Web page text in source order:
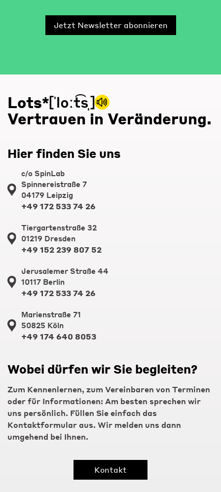
Jetzt Newsletter abonnieren
Lots*
Vertrauen in Veränderung.
Hier finden Sie uns
c/o SpinLab
Spinnereistraße 7
04179 Leipzig
+49 172 533 74 26
Tiergartenstraße 32
01219 Dresden
+49 152 239 807 52
Jerusalemer Straße 44
10117 Berlin
+49 172 533 74 26
Marienstraße 71
50825 Köln
+49 174 640 8053
Wobei dürfen wir Sie begleiten?
Zum Kennenlernen, zum Vereinbaren von Terminen
oder für Informationen: Am besten sprechen wir
uns persönlich. Füllen Sie einfach das
Kontaktformular aus. Wir melden uns dann
umgehend bei Ihnen.
Kontakt